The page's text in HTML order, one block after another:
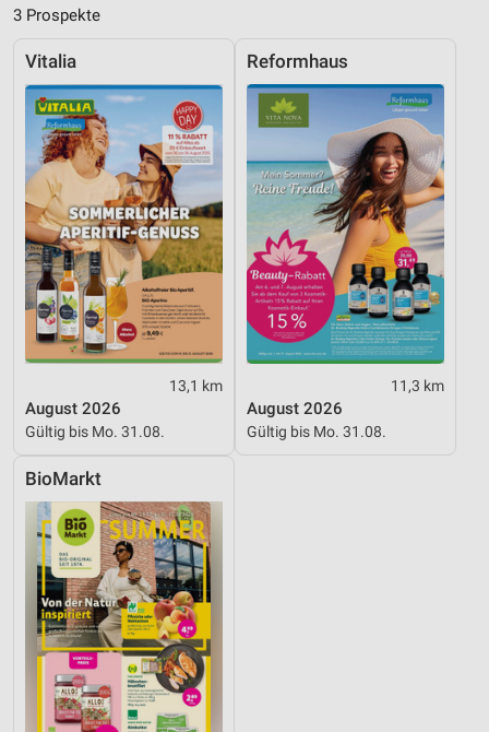
3 Prospekte
Vitalia
13,1 km
August 2026
Gültig bis Mo. 31.08.
Reformhaus
11,3 km
August 2026
Gültig bis Mo. 31.08.
BioMarkt
Verwendung genauer Standortdaten
Geräte anhand von aktiv angeforderten
Informationen identifizieren
Nicht-IAB-Verarbeitungszwecke:
Notwendig
Performance
Funktional
Werbung